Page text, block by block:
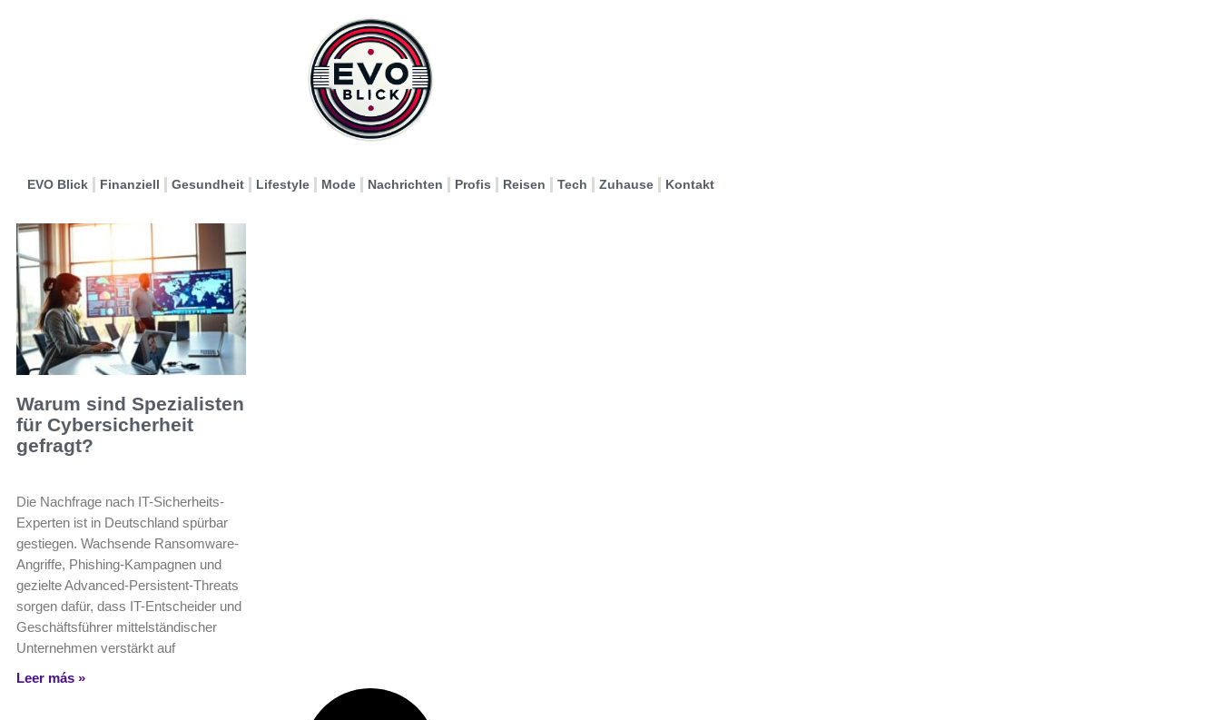
EVO Blick Finanziell Gesundheit Lifestyle Mode Nachrichten Profis Reisen Tech Zuhause Kontakt
Warum sind Spezialisten
für Cybersicherheit
gefragt?
Die Nachfrage nach IT-Sicherheits-
Experten ist in Deutschland spürbar
gestiegen. Wachsende Ransomware-
Angriffe, Phishing-Kampagnen und
gezielte Advanced‑Persistent‑Threats
sorgen dafür, dass IT-Entscheider und
Geschäftsführer mittelständischer
Unternehmen verstärkt auf
Leer más »